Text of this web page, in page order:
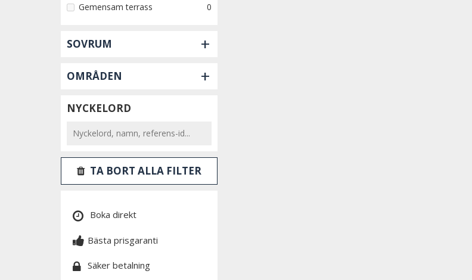
Gemensam terrass
0
SOVRUM +
OMRÅDEN +
NYCKELORD
TA BORT ALLA FILTER
Boka direkt
Bästa prisgaranti
Säker betalning